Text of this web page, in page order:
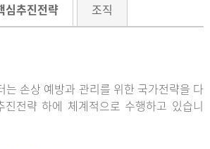
심추진전략 조직
는 손상 예방과 관리를 위한 국가전략을 다
전략 하에 체계적으로 수행하고 있습니